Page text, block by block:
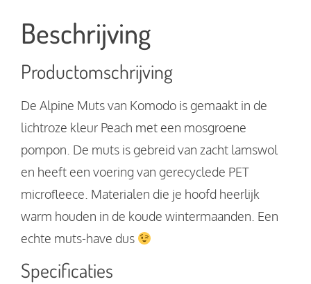
Beschrijving
Productomschrijving
De Alpine Muts van Komodo is gemaakt in de
lichtroze kleur Peach met een mosgroene
pompon. De muts is gebreid van zacht lamswol
en heeft een voering van gerecyclede PET
microfleece. Materialen die je hoofd heerlijk
warm houden in de koude wintermaanden. Een
echte muts-have dus
Specificaties